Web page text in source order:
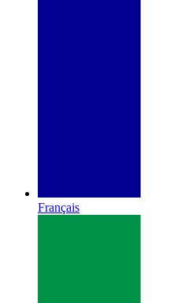
Français